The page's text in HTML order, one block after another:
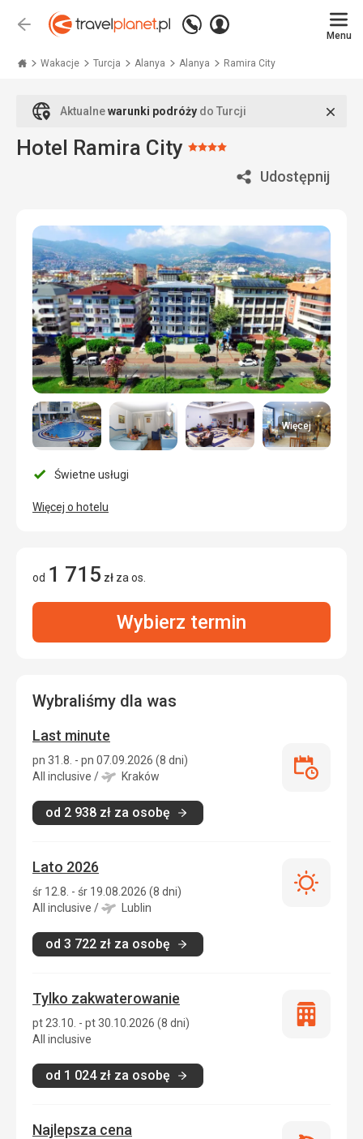
Wstecz
Zadzwoń
+48
771
Zaloguj
Menu
Wakacje Turcja Alanya Alanya Ramira City
Aktualnewarunki podróży do Turcji
Hotel Ramira City Ocena:
Udostępnij
Więcej
Świetne usługi
Więcej o hotelu
od 1 715 zł za os.
Wybierz termin
Wybraliśmy dla was
Last minute
pn 31.8. - pn 07.09.2026 (8 dni)
All inclusive / Kraków
od 2 938 zł za osobę
Last
Lato 2026
śr 12.8. - śr 19.08.2026 (8 dni)
All inclusive / Lublin
od 3 722 zł za osobę
Lato
Tylko zakwaterowanie
pt 23.10. - pt 30.10.2026 (8 dni)
All inclusive
od 1 024zł za osobę
Tylko
Najlepsza cena